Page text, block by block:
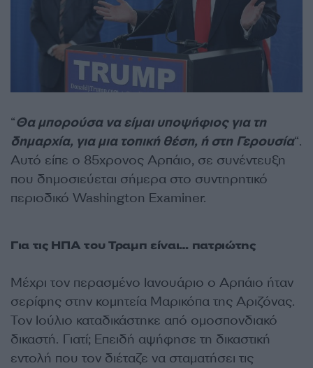
“Θα μπορούσα να είμαι υποψήφιος για τη
δημαρχία, για μια τοπική θέση, ή στη Γερουσία“.
Αυτό είπε ο 85χρονος Αρπάιο, σε συνέντευξη
που δημοσιεύεται σήμερα στο συντηρητικό
περιοδικό Washington Examiner.
Για τις ΗΠΑ του Τραμπ είναι… πατριώτης
Μέχρι τον περασμένο Ιανουάριο ο Αρπάιο ήταν
σερίφης στην κομητεία Μαρικόπα της Αριζόνας.
Τον Ιούλιο καταδικάστηκε από ομοσπονδιακό
δικαστή. Γιατί; Επειδή αψήφησε τη δικαστική
εντολή που τον διέταζε να σταματήσει τις